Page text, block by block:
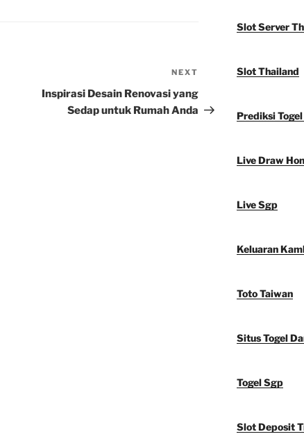
Post
NEXT
Inspirasi Desain Renovasi yang
Sedap untuk Rumah Anda
Slot Server
Slot Thailand
Prediksi
Live Draw
Live Sgp
Keluaran
Toto Taiwan
Situs Togel
Togel Sgp
Slot Deposit